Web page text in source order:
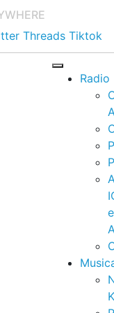
Threads Tiktok
Radio
e